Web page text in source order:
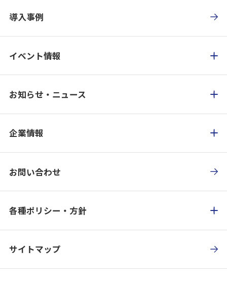
導入事例
イベント情報
お知らせ・ニュース
企業情報
お問い合わせ
各種ポリシー・方針
サイトマップ